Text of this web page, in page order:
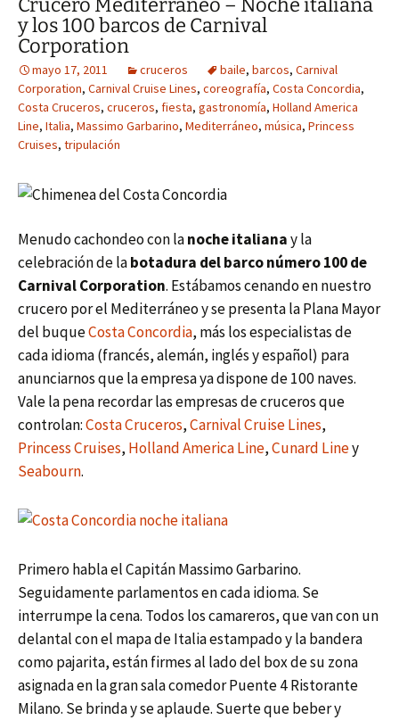
Crucero Mediterráneo – Noche italiana
y los 100 barcos de Carnival
Corporation
mayo 17, 2011 cruceros baile, barcos, Carnival
Corporation, Carnival Cruise Lines, coreografía, Costa Concordia,
Costa Cruceros, cruceros, fiesta, gastronomía, Holland America
Line, Italia, Massimo Garbarino, Mediterráneo, música, Princess
Cruises, tripulación
Menudo cachondeo con lanoche italianay la
celebración de labotadura del barco número 100 de
Carnival Corporation. Estábamos cenando en nuestro
crucero por el Mediterráneo y se presenta la Plana Mayor
del buqueCosta Concordia, más los especialistas de
cada idioma (francés, alemán, inglés y español) para
anunciarnos que la empresa ya dispone de 100 naves.
Vale la pena recordar las empresas de cruceros que
controlan:Costa Cruceros,Carnival Cruise Lines,
Princess Cruises,Holland America Line,Cunard Liney
Seabourn.
Primero habla el Capitán Massimo Garbarino.
Seguidamente parlamentos en cada idioma. Se
interrumpe la cena. Todos los camareros, que van con un
delantal con el mapa de Italia estampado y la bandera
como pajarita, están firmes al lado del box de su zona
asignada en la gran sala comedor Puente 4 Ristorante
Milano. Se brinda y se aplaude. Suerte que beber y